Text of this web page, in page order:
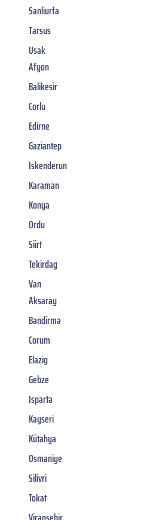
Sanliurfa
Tarsus
Usak
Afyon
Balikesir
Corlu
Edirne
Gaziantep
Iskenderun
Karaman
Konya
Ordu
Siirt
Tekirdag
Van
Aksaray
Bandirma
Corum
Elazig
Gebze
Isparta
Kayseri
Kütahya
Osmaniye
Silivri
Tokat